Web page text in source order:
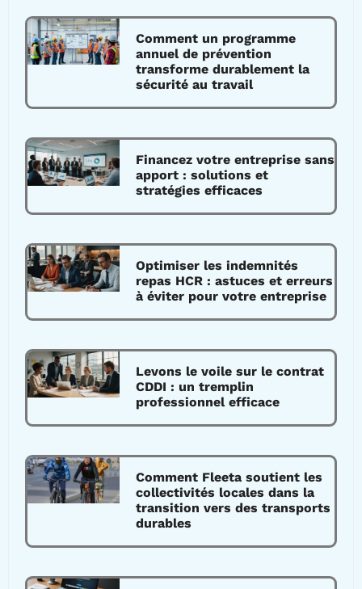
Comment un programme
annuel de prévention
transforme durablement la
sécurité au travail
Financez votre entreprise sans
apport : solutions et
stratégies efficaces
Optimiser les indemnités
repas HCR : astuces et erreurs
à éviter pour votre entreprise
Levons le voile sur le contrat
CDDI : un tremplin
professionnel efficace
Comment Fleeta soutient les
collectivités locales dans la
transition vers des transports
durables